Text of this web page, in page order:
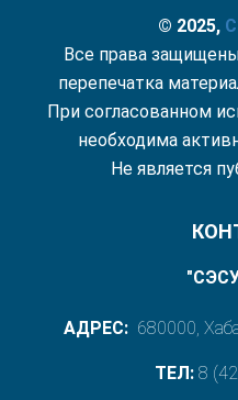
© 2025,
Все права
перепечатка
При согласованном
необходима
Не является
АДРЕС: 680000,
ТЕЛ: 8